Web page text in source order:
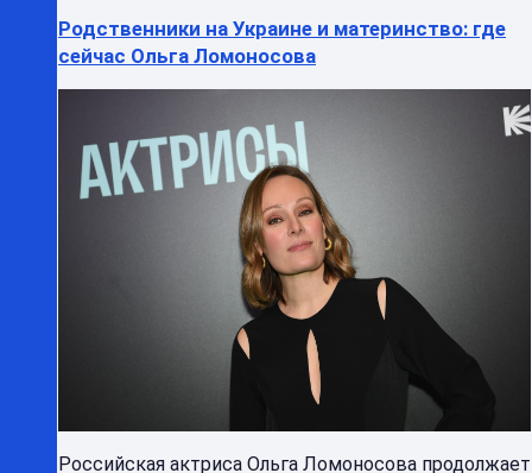
Родственники на Украине и материнство: где
сейчас Ольга Ломоносова
Российская актриса Ольга Ломоносова продолжает